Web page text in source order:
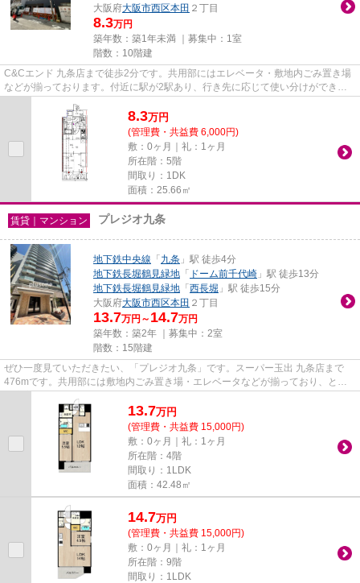
大阪府大阪市西区本田 ２丁目
8.3万円
築年数：築1年未満 ｜募集中： 1室
階数：10階建
C&Cエンド 九条店まで徒歩2分です。共用部にはエレベータ・敷地内ごみ置き場
などが揃っております。付近に駅が2駅あり、行き先に応じて使い分けができま
8.3万円
(管理費・共益費 6,000円)
敷：0ヶ月｜礼：1ヶ月
所在階：5階
間取り：1DK
面積：25.66㎡
賃貸｜マンション プレジオ九条
地下鉄中央線 「 九条 」駅 徒歩4分
地下鉄長堀鶴見緑地 「 ドーム前千代崎 」駅 徒歩13分
地下鉄長堀鶴見緑地 「 西長堀 」駅 徒歩15分
大阪府大阪市西区本田 ２丁目
13.7万円～ 14.7万円
築年数：築2年 ｜募集中： 2室
階数：15階建
ぜひ一度見ていただきたい、「プレジオ九条」です。スーパー玉出 九条店まで
476mです。共用部には敷地内ごみ置き場・エレベータなどが揃っており、とて
13.7万円
(管理費・共益費 15,000円)
敷：0ヶ月｜礼：1ヶ月
所在階：4階
間取り：1LDK
面積：42.48㎡
14.7万円
(管理費・共益費 15,000円)
敷：0ヶ月｜礼：1ヶ月
所在階：9階
間取り：1LDK